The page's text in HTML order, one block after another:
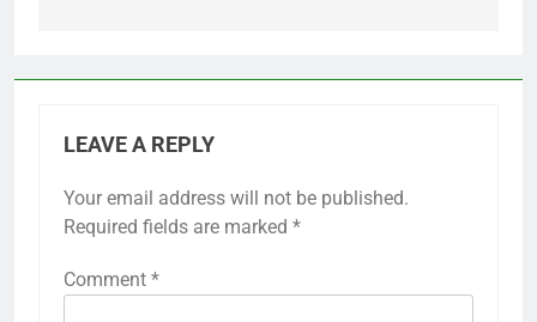
LEAVE A REPLY
Your email address will not be published.
Required fields are marked *
Comment *